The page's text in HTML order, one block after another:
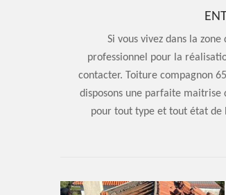
Si vous vivez dans la
professionnel pour la
contacter. Toiture compagnon
disposons une parfaite
pour tout type et tout état de